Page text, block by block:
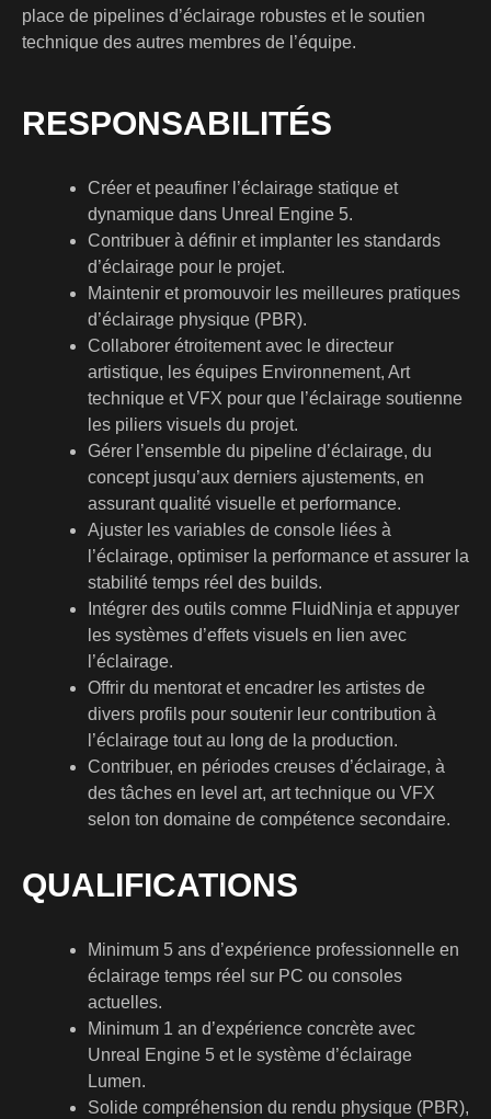
place de pipelines d’éclairage robustes et le soutien
technique des autres membres de l’équipe.
RESPONSABILITÉS
Créer et peaufiner l’éclairage statique et
dynamique dans Unreal Engine 5.
Contribuer à définir et implanter les standards
d’éclairage pour le projet.
Maintenir et promouvoir les meilleures pratiques
d’éclairage physique (PBR).
Collaborer étroitement avec le directeur
artistique, les équipes Environnement, Art
technique et VFX pour que l’éclairage soutienne
les piliers visuels du projet.
Gérer l’ensemble du pipeline d’éclairage, du
concept jusqu’aux derniers ajustements, en
assurant qualité visuelle et performance.
Ajuster les variables de console liées à
l’éclairage, optimiser la performance et assurer la
stabilité temps réel des builds.
Intégrer des outils comme FluidNinja et appuyer
les systèmes d’effets visuels en lien avec
l’éclairage.
Offrir du mentorat et encadrer les artistes de
divers profils pour soutenir leur contribution à
l’éclairage tout au long de la production.
Contribuer, en périodes creuses d’éclairage, à
des tâches en level art, art technique ou VFX
selon ton domaine de compétence secondaire.
QUALIFICATIONS
Minimum 5 ans d’expérience professionnelle en
éclairage temps réel sur PC ou consoles
actuelles.
Minimum 1 an d’expérience concrète avec
Unreal Engine 5 et le système d’éclairage
Lumen.
Solide compréhension du rendu physique (PBR),